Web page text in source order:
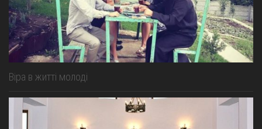
Віра в житті молоді